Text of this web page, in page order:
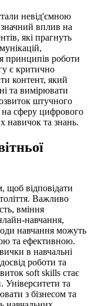
невід'ємною
вплив на
які прагнуть
принципів роботи
є критично
контент, який
та вимірювати
штучного
на сферу цифрового
навичок та знань.
щоб відповідати
Важливо
вміння
навчання,
навчання можуть
та ефективною.
в навчальні
роботи та
soft skills стає
Університети та
з бізнесом та